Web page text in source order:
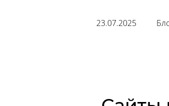
23.07.2025